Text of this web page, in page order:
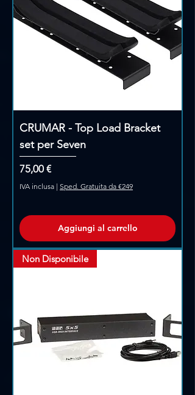
CRUMAR - Top Load Bracket
set per Seven
Prezzo
75,00 €
IVA inclusa | Sped. Gratuita da €249
Aggiungi al carrello
Non Disponibile